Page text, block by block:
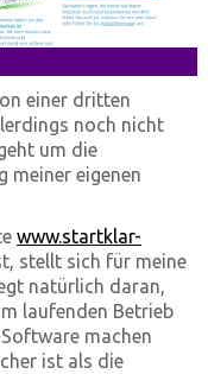
einer dritten
noch nicht
um die
meiner eigenen
www.startklar-
stellt sich für meine
natürlich daran,
laufenden Betrieb
machen
ist als die